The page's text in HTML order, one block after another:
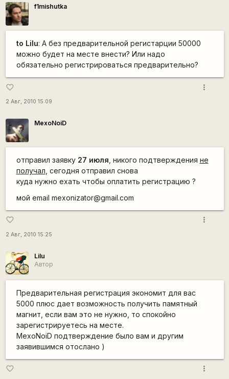
f1mishutka
to Lilu: А без предварительной регистарции 50000
можно будет на месте внести? Или надо
обязательно регистрироваться предварительно?
favorite_border
2 Авг, 2010 15:09
more_vert
MexoNoiD
отправил заявку 27 июля , никого подтверждения не
получал , сегодня отправил снова
куда нужно ехать чтобы оплатить регистрацию ?
мой email mexonizator@gmail.com
favorite_border
2 Авг, 2010 15:25
more_vert
Lilu
Автор
Предварительная регистрация экономит для вас
5000 плюс дает возможность получить памятный
магнит, если вам это не нужно, то спокойно
зарегистрируетесь на месте.
MexoNoiD подтверждение было вам и другим
заявившимся отослано )
favorite_border more_vert